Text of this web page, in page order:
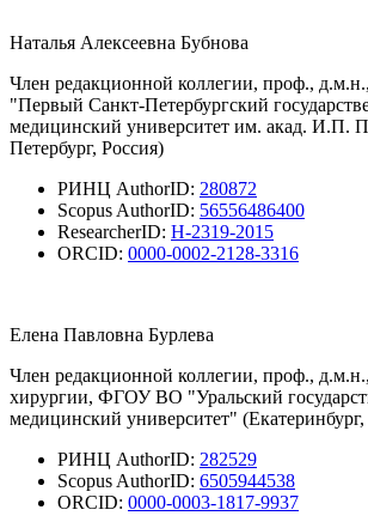
Наталья Алексеевна Бубнова
Член редакционной коллегии, проф.,
"Первый Санкт-Петербургский
медицинский университет им. акад. И.П.
Петербург, Россия)
РИНЦ AuthorID: 280872
Scopus AuthorID: 56556486400
ResearcherID: H-2319-2015
ORCID: 0000-0002-2128-3316
Елена Павловна Бурлева
Член редакционной коллегии, проф.,
хирургии, ФГОУ ВО "Уральский
медицинский университет" (Екатеринбург,
РИНЦ AuthorID: 282529
Scopus AuthorID: 6505944538
ORCID: 0000-0003-1817-9937